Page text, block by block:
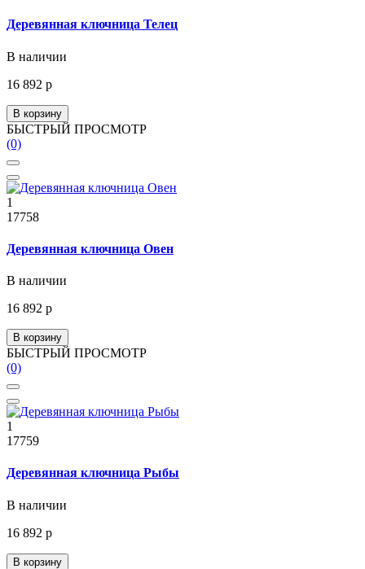
Деревянная ключница Телец
В наличии
16 892 р
В корзину
БЫСТРЫЙ ПРОСМОТР
(0)
1
17758
Деревянная ключница Овен
В наличии
16 892 р
В корзину
БЫСТРЫЙ ПРОСМОТР
(0)
1
17759
Деревянная ключница Рыбы
В наличии
16 892 р
В корзину